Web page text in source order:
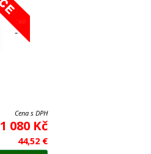
Cena s DPH
1 080 Kč
44,52 €